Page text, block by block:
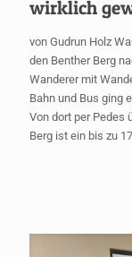
wirklich
von Gudrun Holz
den Benther Berg
Wanderer mit
Bahn und Bus ging
Von dort per Pedes
Berg ist ein bis zu